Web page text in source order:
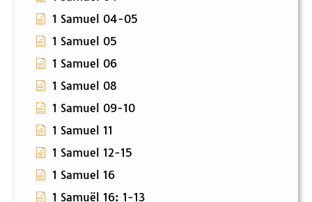
1 Samuel 04-05
1 Samuel 05
1 Samuel 06
1 Samuel 08
1 Samuel 09-10
1 Samuel 11
1 Samuel 12-15
1 Samuel 16
1 Samuël 16: 1-13